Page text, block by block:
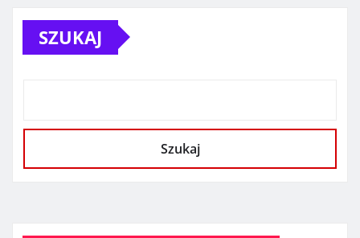
SZUKAJ
Szukaj